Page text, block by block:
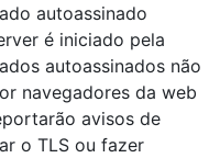
autoassinado
é iniciado pela
autoassinados não
navegadores da web
avisos de
o TLS ou fazer